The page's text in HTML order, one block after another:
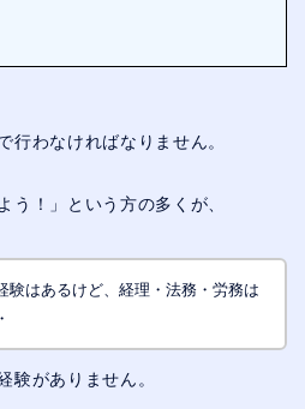
わなければなりません。
！」という方の多くが、
験はあるけど、経理・法務・労務は
がありません。